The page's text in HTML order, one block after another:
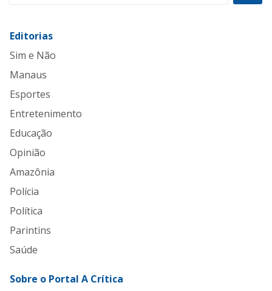
Editorias
Sim e Não
Manaus
Esportes
Entretenimento
Educação
Opinião
Amazônia
Polícia
Política
Parintins
Saúde
Sobre o Portal A Crítica